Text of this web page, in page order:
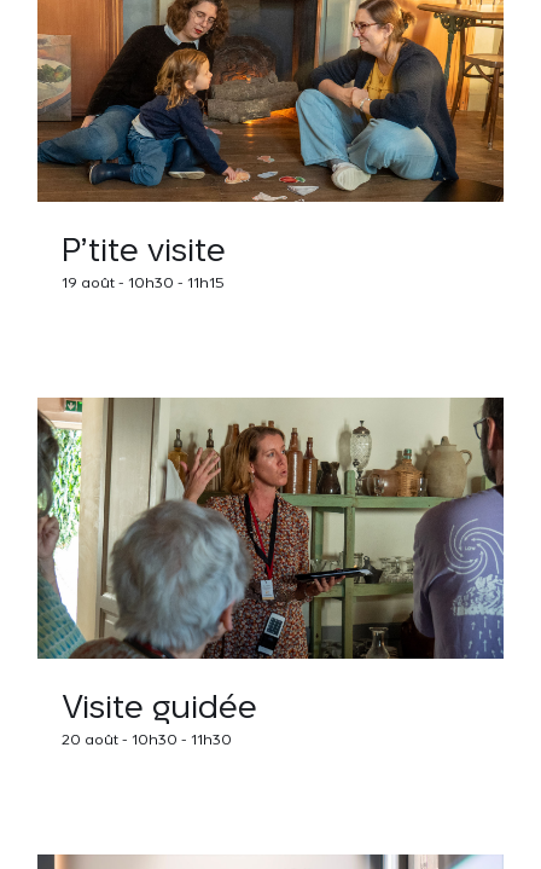
P’tite visite
19 août - 10h30 - 11h15
Visite guidée
20 août - 10h30 - 11h30